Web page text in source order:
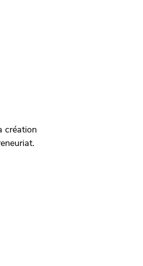
création